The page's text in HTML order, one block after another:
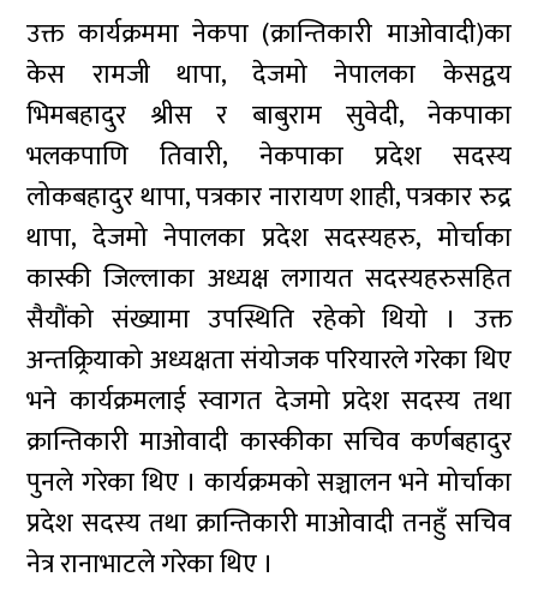
उक्त कार्यक्रममा नेकपा (क्रान्तिकारी माओवादी)का
केस रामजी थापा, देजमो नेपालका केसद्वय
भिमबहादुर श्रीस र बाबुराम सुवेदी, नेकपाका
भलकपाणि तिवारी, नेकपाका प्रदेश सदस्य
लोकबहादुर थापा, पत्रकार नारायण शाही, पत्रकार रुद्र
थापा, देजमो नेपालका प्रदेश सदस्यहरु, मोर्चाका
कास्की जिल्लाका अध्यक्ष लगायत सदस्यहरुसहित
सैयौंको संख्यामा उपस्थिति रहेको थियो । उक्त
अन्तक्र्रियाको अध्यक्षता संयोजक परियारले गरेका थिए
भने कार्यक्रमलाई स्वागत देजमो प्रदेश सदस्य तथा
क्रान्तिकारी माओवादी कास्कीका सचिव कर्णबहादुर
पुनले गरेका थिए । कार्यक्रमको सञ्चालन भने मोर्चाका
प्रदेश सदस्य तथा क्रान्तिकारी माओवादी तनहुँ सचिव
नेत्र रानाभाटले गरेका थिए ।